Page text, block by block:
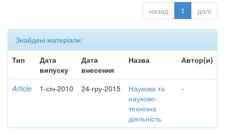
назад 1 далі
Знайдені матеріали:
Тип
Дата
випуску
Дата
внесення
Назва Автор(и)
Article 1-січ-2010 24-гру-2015
Наукова та
науково-
технічна
діяльність
-